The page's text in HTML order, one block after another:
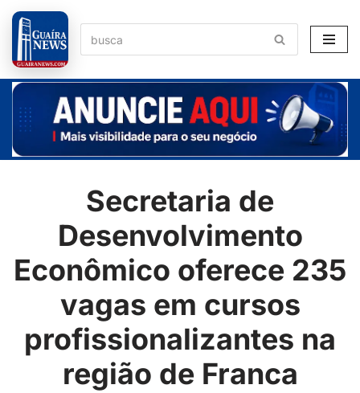
Pular
para
o
conteúdo
Secretaria de
Desenvolvimento
Econômico oferece 235
vagas em cursos
profissionalizantes na
região de Franca